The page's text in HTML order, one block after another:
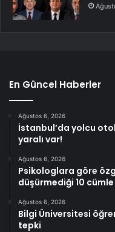
En Güncel Haberler
Ağustos 6, 2026
İstanbul’da yolcu
yaralı var!
Ağustos 6, 2026
Psikologlara göre
düşürmediği 10 cümle
Ağustos 6, 2026
Bilgi Üniversitesi
tepki